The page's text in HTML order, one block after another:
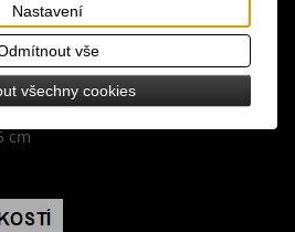
tartanem (vrchní část
látka), pásky s přezkami,
vhodné pro menší obvod
cm
Nastavení
vše
všechny cookies